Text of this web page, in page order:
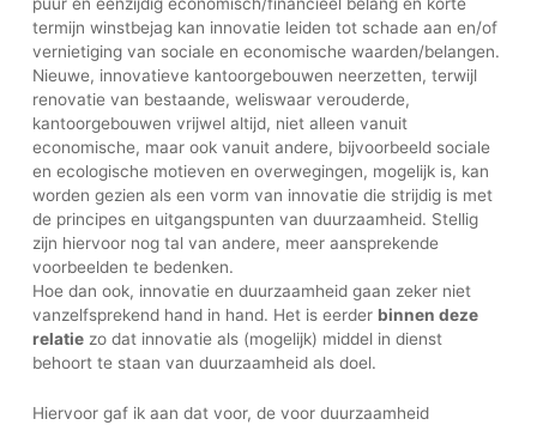
puur en eenzijdig economisch/financieel belang en korte
termijn winstbejag kan innovatie leiden tot schade aan en/of
vernietiging van sociale en economische waarden/belangen.
Nieuwe, innovatieve kantoorgebouwen neerzetten, terwijl
renovatie van bestaande, weliswaar verouderde,
kantoorgebouwen vrijwel altijd, niet alleen vanuit
economische, maar ook vanuit andere, bijvoorbeeld sociale
en ecologische motieven en overwegingen, mogelijk is, kan
worden gezien als een vorm van innovatie die strijdig is met
de principes en uitgangspunten van duurzaamheid. Stellig
zijn hiervoor nog tal van andere, meer aansprekende
voorbeelden te bedenken.
Hoe dan ook, innovatie en duurzaamheid gaan zeker niet
vanzelfsprekend hand in hand. Het is eerder binnen deze
relatie zo dat innovatie als (mogelijk) middel in dienst
behoort te staan van duurzaamheid als doel.
Hiervoor gaf ik aan dat voor, de voor duurzaamheid